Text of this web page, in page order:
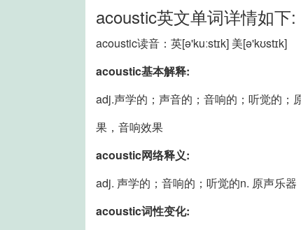
acoustic英文单词详情如下:
acoustic读音：英[ə'kuːstɪk] 美[ə'kʊstɪk]
acoustic基本解释:
adj.声学的；声音的；音响的；听觉的；
果，音响效果
acoustic网络释义:
adj. 声学的；音响的；听觉的n. 原声乐
acoustic词性变化: